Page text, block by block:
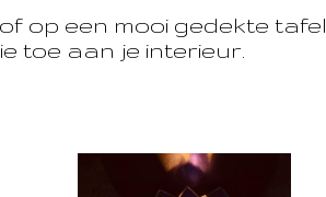
op een mooi gedekte tafel,
toe aan je interieur.